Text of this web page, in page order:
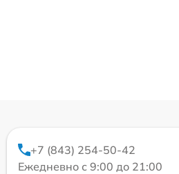
+7 (843) 254-50-42
Ежедневно с 9:00 до 21:00